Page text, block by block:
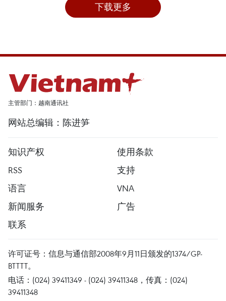
下载更多
主管部门：越南通讯社
网站总编辑：陈进笋
知识产权
使用条款
RSS
支持
语言
VNA
新闻服务
广告
联系
许可证号：信息与通信部2008年9月11日颁发的1374/GP-
BTTTT。
电话：(024) 39411349 - (024) 39411348，传真：(024)
39411348